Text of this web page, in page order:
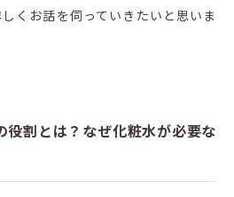
くお話を伺っていきたいと思いま
役割とは？なぜ化粧水が必要な